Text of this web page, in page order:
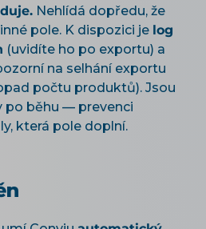
Nehlídá dopředu, že
pole. K dispozici je log
(uvidíte ho po exportu) a
na selhání exportu
počtu produktů). Jsou
běhu — prevenci
která pole doplní.